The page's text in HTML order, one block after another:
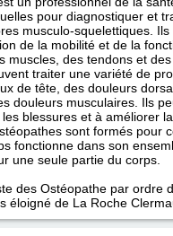
pour diagnostiquer et
musculo-squelettiques.
de la mobilité et de la
muscles, des tendons et
traiter une variété de
de tête, des douleurs
douleurs musculaires. Ils
blessures et à améliorer
sont formés pour
fonctionne dans son
une seule partie du corps.
des Ostéopathe par ordre
éloigné de La Roche